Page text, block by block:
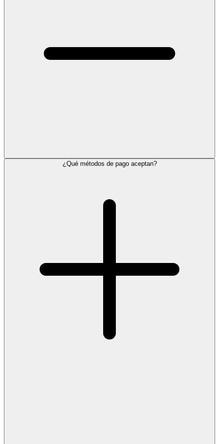
¿Qué métodos de pago aceptan?